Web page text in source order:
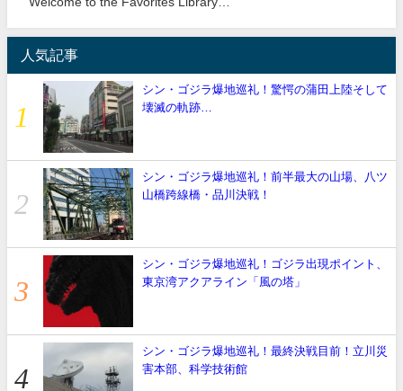
人気記事
シン・ゴジラ爆地巡礼！驚愕の蒲田上陸そして
壊滅の軌跡…
シン・ゴジラ爆地巡礼！前半最大の山場、八ツ
山橋跨線橋・品川決戦！
シン・ゴジラ爆地巡礼！ゴジラ出現ポイント、
東京湾アクアライン「風の塔」
シン・ゴジラ爆地巡礼！最終決戦目前！立川災
害本部、科学技術館